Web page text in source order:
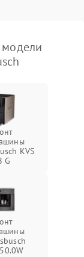
KVS
G